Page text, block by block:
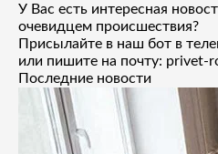
У Вас есть интересная
очевидцем происшествия?
Присылайте в наш бот в
или пишите на почту: privet-
Последние новости